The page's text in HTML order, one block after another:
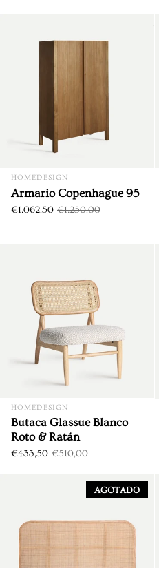
HOMEDESIGN
Armario Copenhague 95
€1.062,50 €1.250,00
HOMEDESIGN
Butaca Glassue Blanco
Roto & Ratán
€433,50 €510,00
AGOTADO